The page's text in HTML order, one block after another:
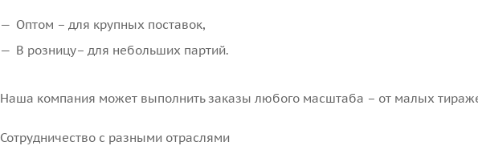
Оптом – для крупных поставок,
В розницу– для небольших партий.
Наша компания может выполнить заказы любого масштаба – от малых
Сотрудничество с разными отраслями